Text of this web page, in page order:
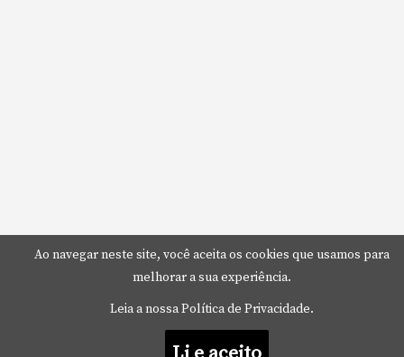
Ao navegar neste site, você aceita os cookies que usamos para
melhorar a sua experiência.
Leia a nossa Política de Privacidade.